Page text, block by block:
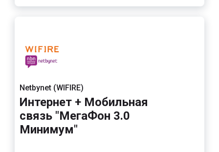
Netbynet (WIFIRE)
Интернет + Мобильная
связь "МегаФон 3.0
Минимум"